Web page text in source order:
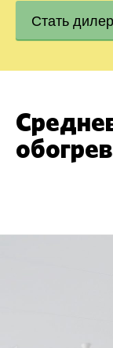
Стать
Днепр
Ивано-
Винница
Область